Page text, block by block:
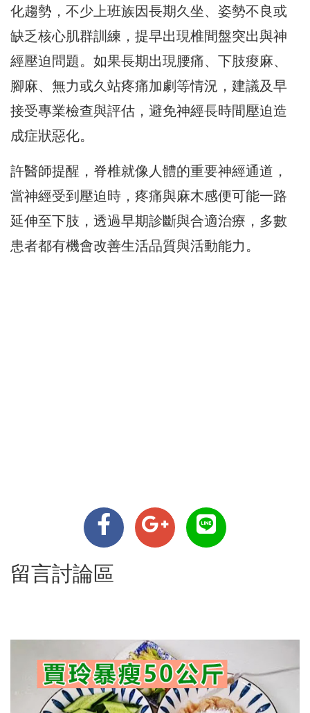
化趨勢，不少上班族因長期久坐、姿勢不良或
缺乏核心肌群訓練，提早出現椎間盤突出與神
經壓迫問題。如果長期出現腰痛、下肢痠麻、
腳麻、無力或久站疼痛加劇等情況，建議及早
接受專業檢查與評估，避免神經長時間壓迫造
成症狀惡化。
許醫師提醒，脊椎就像人體的重要神經通道，
當神經受到壓迫時，疼痛與麻木感便可能一路
延伸至下肢，透過早期診斷與合適治療，多數
患者都有機會改善生活品質與活動能力。
留言討論區